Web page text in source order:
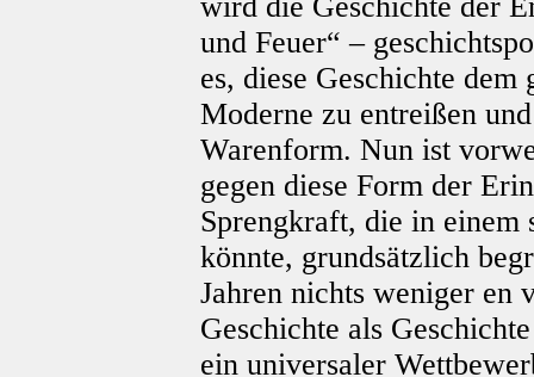
wird die Geschichte der
und Feuer“ –
es, diese Geschichte
Moderne zu entreißen
Warenform. Nun ist
gegen diese Form der
Sprengkraft, die in einem
könnte, grundsätzlich
Jahren nichts weniger en
Geschichte als
ein universaler